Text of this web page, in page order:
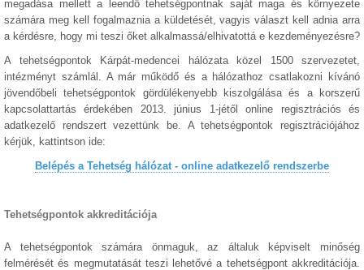
megadása mellett a leendő tehetségpontnak saját maga és környezete
számára meg kell fogalmaznia a küldetését, vagyis választ kell adnia arra
a kérdésre, hogy mi teszi őket alkalmassá/elhivatottá e kezdeményezésre?
A tehetségpontok Kárpát-medencei hálózata közel 1500 szervezetet,
intézményt számlál. A már működő és a hálózathoz csatlakozni kívánó
jövendőbeli tehetségpontok gördülékenyebb kiszolgálása és a korszerű
kapcsolattartás érdekében 2013. június 1-jétől online regisztrációs és
adatkezelő rendszert vezettünk be. A tehetségpontok regisztrációjához
kérjük, kattintson ide:
Belépés a Tehetség hálózat - online adatkezelő rendszerbe
Tehetségpontok akkreditációja
A tehetségpontok számára önmaguk, az általuk képviselt minőség
felmérését és megmutatását teszi lehetővé a tehetségpont akkreditációja.